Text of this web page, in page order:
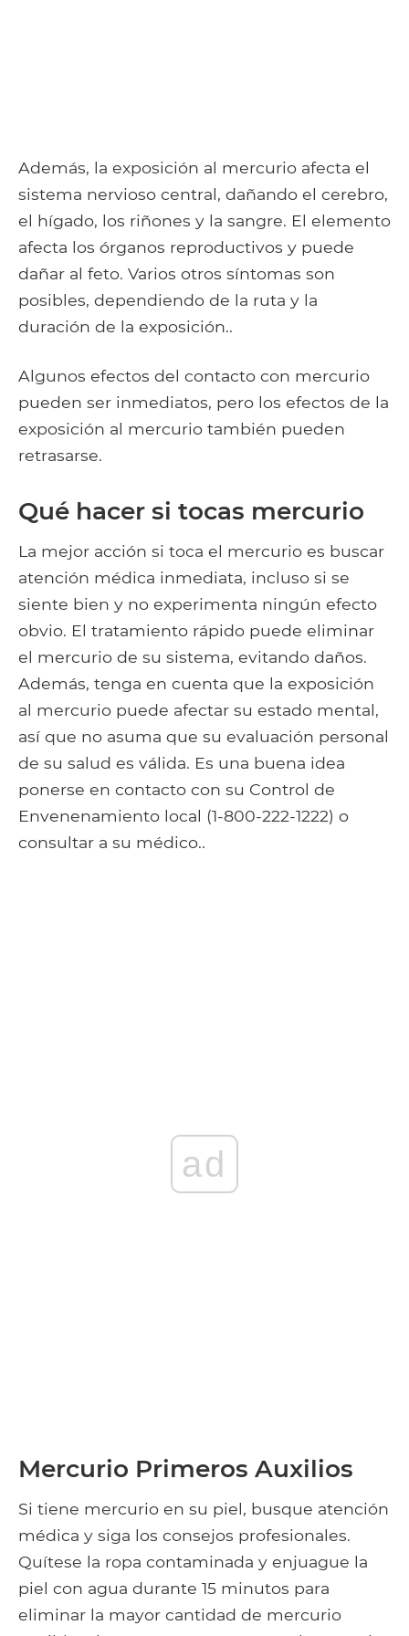
Además, la exposición al mercurio afecta el
sistema nervioso central, dañando el cerebro,
el hígado, los riñones y la sangre. El elemento
afecta los órganos reproductivos y puede
dañar al feto. Varios otros síntomas son
posibles, dependiendo de la ruta y la
duración de la exposición..
Algunos efectos del contacto con mercurio
pueden ser inmediatos, pero los efectos de la
exposición al mercurio también pueden
retrasarse.
Qué hacer si tocas mercurio
La mejor acción si toca el mercurio es buscar
atención médica inmediata, incluso si se
siente bien y no experimenta ningún efecto
obvio. El tratamiento rápido puede eliminar
el mercurio de su sistema, evitando daños.
Además, tenga en cuenta que la exposición
al mercurio puede afectar su estado mental,
así que no asuma que su evaluación personal
de su salud es válida. Es una buena idea
ponerse en contacto con su Control de
Envenenamiento local (1-800-222-1222) o
consultar a su médico..
ad
Mercurio Primeros Auxilios
Si tiene mercurio en su piel, busque atención
médica y siga los consejos profesionales.
Quítese la ropa contaminada y enjuague la
piel con agua durante 15 minutos para
eliminar la mayor cantidad de mercurio